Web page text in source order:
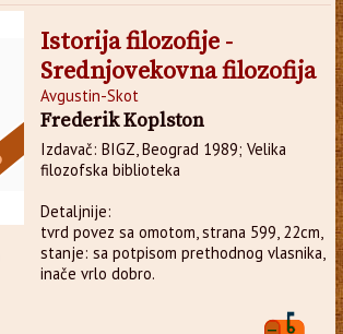
Istorija filozofije -
Srednjovekovna filozofija
Avgustin-Skot
Frederik Koplston
Izdavač: BIGZ, Beograd 1989; Velika
filozofska biblioteka
Detaljnije:
tvrd povez sa omotom, strana 599, 22cm,
stanje: sa potpisom prethodnog vlasnika,
inače vrlo dobro.